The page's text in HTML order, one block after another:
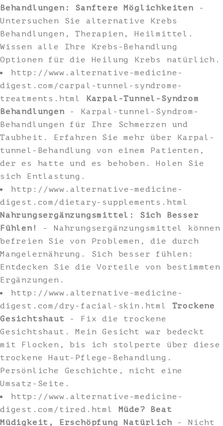
Behandlungen: Sanftere Möglichkeiten -
Untersuchen Sie alternative Krebs
Behandlungen, Therapien, Heilmittel.
Wissen alle Ihre Krebs-Behandlung
Optionen für die Heilung Krebs natürlich.
http://www.alternative-medicine-
digest.com/carpal-tunnel-syndrome-
treatments.html
Karpal-Tunnel-Syndrom
Behandlungen - Karpal-tunnel-Syndrom-
Behandlungen für Ihre Schmerzen und
Taubheit. Erfahren Sie mehr über Karpal-
tunnel-Behandlung von einem Patienten,
der es hatte und es behoben. Holen Sie
sich Entlastung.
http://www.alternative-medicine-
digest.com/dietary-supplements.html
Nahrungsergänzungsmittel: Sich Besser
Fühlen!
- Nahrungsergänzungsmittel können
befreien Sie von Problemen, die durch
Mangelernährung. Sich besser fühlen:
Entdecken Sie die Vorteile von bestimmten
Ergänzungen.
http://www.alternative-medicine-
digest.com/dry-facial-skin.html Trockene
Gesichtshaut - Fix die trockene
Gesichtshaut. Mein Gesicht war bedeckt
mit Flocken, bis ich stolperte über diese
trockene Haut-Pflege-Behandlung.
Persönliche Geschichte, nicht eine
Umsatz-Seite.
http://www.alternative-medicine-
digest.com/tired.html Müde? Beat
Müdigkeit, Erschöpfung Natürlich - Nicht